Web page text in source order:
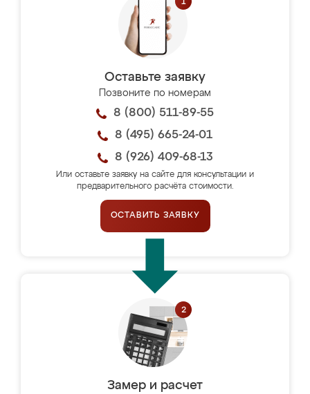
Оставьте заявку
Позвоните по номерам
8 (800) 511-89-55
8 (495) 665-24-01
8 (926) 409-68-13
Или оставьте заявку на сайте для консультации и
предварительного расчёта стоимости.
ОСТАВИТЬ ЗАЯВКУ
Замер и расчет